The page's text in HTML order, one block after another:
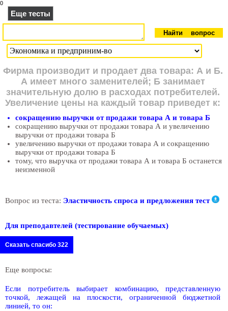
0
Еще тесты
Фирма производит и продает два товара: А и Б.
А имеет много заменителей; Б занимает
значительную долю в расходах потребителей.
Увеличение цены на каждый товар приведет к:
сокращению выручки от продажи товара А и товара Б
сокращению выручки от продажи товара А и увеличению
выручки от продажи товара Б
увеличению выручки от продажи товара А и сокращению
выручки от продажи товара Б
тому, что выручка от продажи товара А и товара Б останется
неизменной
Вопрос из теста: Эластичность спроса и предложения тест
Для преподавтелей (тестирование обучаемых)
Сказать спасибо 322
Еще вопросы:
Если потребитель выбирает комбинацию, представленную
точкой, лежащей на плоскости, ограниченной бюджетной
линией, то он: